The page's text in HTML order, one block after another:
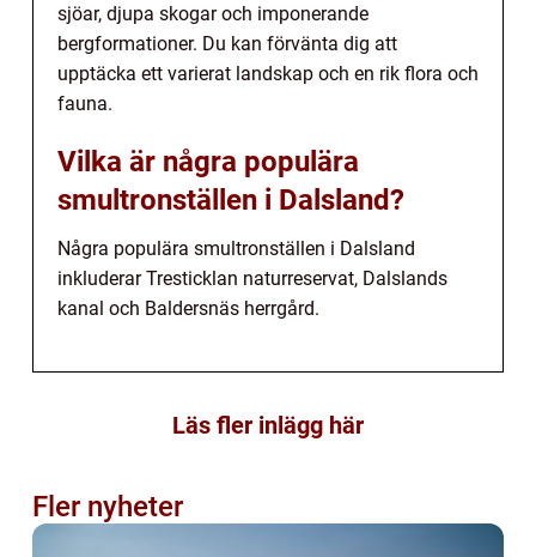
sjöar, djupa skogar och imponerande
bergformationer. Du kan förvänta dig att
upptäcka ett varierat landskap och en rik flora och
fauna.
Vilka är några populära
smultronställen i Dalsland?
Några populära smultronställen i Dalsland
inkluderar Tresticklan naturreservat, Dalslands
kanal och Baldersnäs herrgård.
Läs fler inlägg här
Fler nyheter